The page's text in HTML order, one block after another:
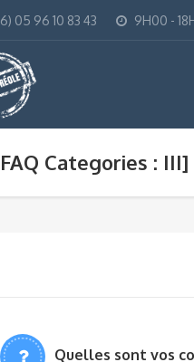
05 96 10 83 43 9H00 -
FAQ Categories :
Quelles sont vos